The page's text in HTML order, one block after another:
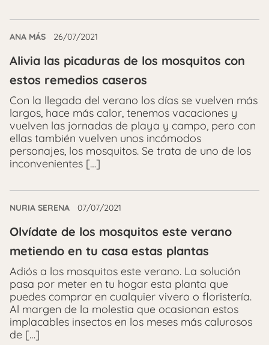
ANA MÁS 26/07/2021
Alivia las picaduras de los mosquitos con
estos remedios caseros
Con la llegada del verano los días se vuelven más
largos, hace más calor, tenemos vacaciones y
vuelven las jornadas de playa y campo, pero con
ellas también vuelven unos incómodos
personajes, los mosquitos. Se trata de uno de los
inconvenientes […]
NURIA SERENA 07/07/2021
Olvídate de los mosquitos este verano
metiendo en tu casa estas plantas
Adiós a los mosquitos este verano. La solución
pasa por meter en tu hogar esta planta que
puedes comprar en cualquier vivero o floristería.
Al margen de la molestia que ocasionan estos
implacables insectos en los meses más calurosos
de […]